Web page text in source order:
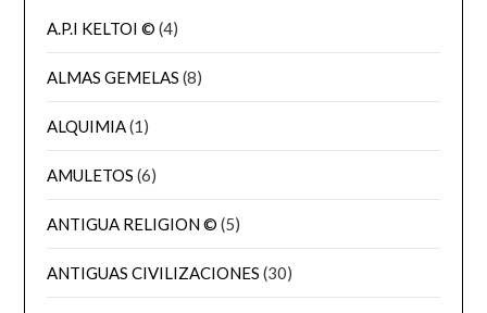
A.P.I KELTOI © (4)
ALMAS GEMELAS (8)
ALQUIMIA(1)
AMULETOS (6)
ANTIGUA RELIGION © (5)
ANTIGUAS CIVILIZACIONES (30)